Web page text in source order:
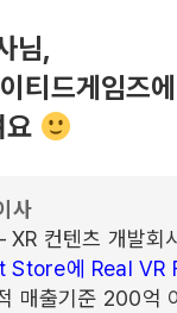
님,
티드게임즈
요
사
XR 컨텐츠 개발회
Store에 Real VR
매출기준 200억